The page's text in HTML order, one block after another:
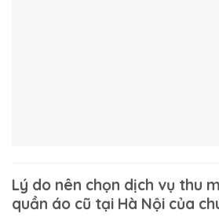
Lý do nên chọn dịch vụ thu
quần áo cũ tại Hà Nội của